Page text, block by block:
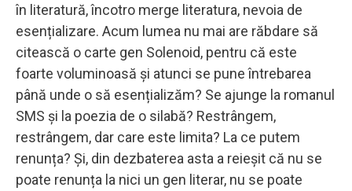
în literatură, încotro merge literatura, nevoia de
esențializare. Acum lumea nu mai are răbdare să
citească o carte gen Solenoid, pentru că este
foarte voluminoasă și atunci se pune întrebarea
până unde o să esențializăm? Se ajunge la romanul
SMS și la poezia de o silabă? Restrângem,
restrângem, dar care este limita? La ce putem
renunța? Și, din dezbaterea asta a reieșit că nu se
poate renunța la nici un gen literar, nu se poate